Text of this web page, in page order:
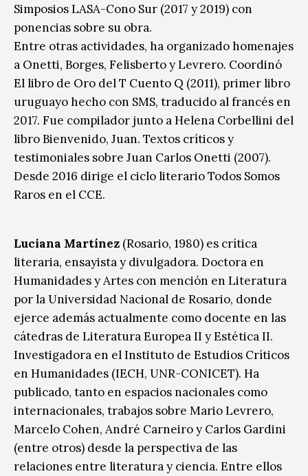
Simposios LASA-Cono Sur (2017 y 2019) con
ponencias sobre su obra.
Entre otras actividades, ha organizado homenajes
a Onetti, Borges, Felisberto y Levrero. Coordinó
El libro de Oro del T Cuento Q (2011), primer libro
uruguayo hecho con SMS, traducido al francés en
2017. Fue compilador junto a Helena Corbellini del
libro Bienvenido, Juan. Textos críticos y
testimoniales sobre Juan Carlos Onetti (2007).
Desde 2016 dirige el ciclo literario Todos Somos
Raros en el CCE.
Luciana Martínez (Rosario, 1980) es crítica
literaria, ensayista y divulgadora. Doctora en
Humanidades y Artes con mención en Literatura
por la Universidad Nacional de Rosario, donde
ejerce además actualmente como docente en las
cátedras de Literatura Europea II y Estética II.
Investigadora en el Instituto de Estudios Críticos
en Humanidades (IECH, UNR-CONICET). Ha
publicado, tanto en espacios nacionales como
internacionales, trabajos sobre Mario Levrero,
Marcelo Cohen, André Carneiro y Carlos Gardini
(entre otros) desde la perspectiva de las
relaciones entre literatura y ciencia. Entre ellos